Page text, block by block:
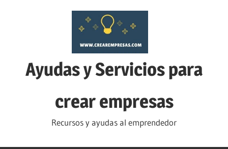
Ayudas y Servicios para
crear empresas
Recursos y ayudas al emprendedor